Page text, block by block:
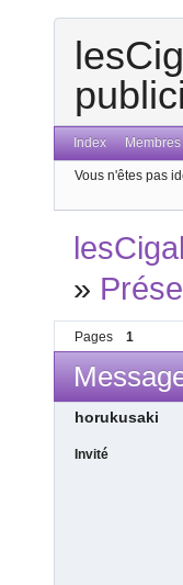
Index Membres
Vous n'êtes pas
»
Pages 1
horukusaki
Invité